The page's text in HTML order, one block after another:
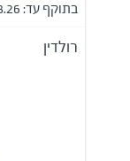
בתוקף עד: 31.08.26
רולדין